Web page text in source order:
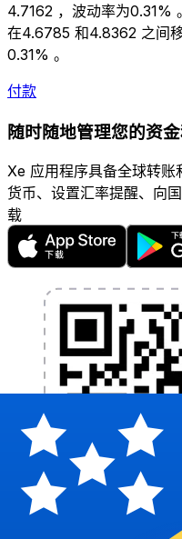
4.7162 ，波动率为0.31%
在4.6785 和4.8362 之间
0.31% 。
付款
随时随地管理您的资
Xe 应用程序具备全球转
货币、设置汇率提醒、向
载